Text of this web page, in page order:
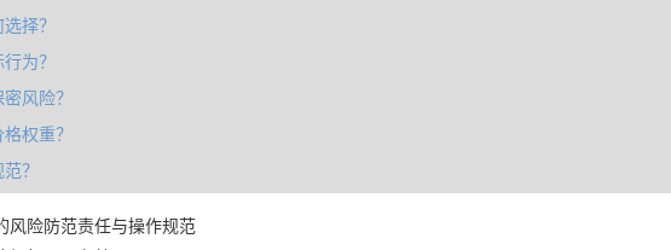
择？
为？
风险？
权重？
？
风险防范责任与操作规范